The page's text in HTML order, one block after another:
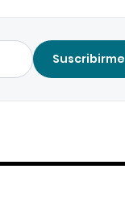
Suscribirme